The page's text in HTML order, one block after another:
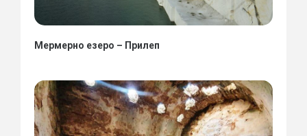
Мермерно езеро – Прилеп